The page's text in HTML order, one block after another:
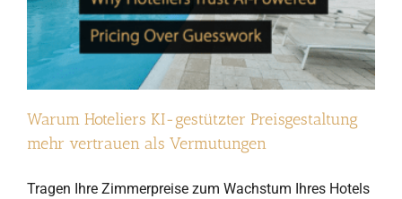
Warum Hoteliers KI-gestützter Preisgestaltung
mehr vertrauen als Vermutungen
Tragen Ihre Zimmerpreise zum Wachstum Ihres Hotels